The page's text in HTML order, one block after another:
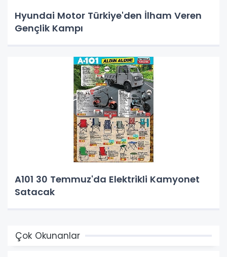
Hyundai Motor Türkiye'den İlham Veren
Gençlik Kampı
A101 30 Temmuz'da Elektrikli Kamyonet
Satacak
Çok Okunanlar